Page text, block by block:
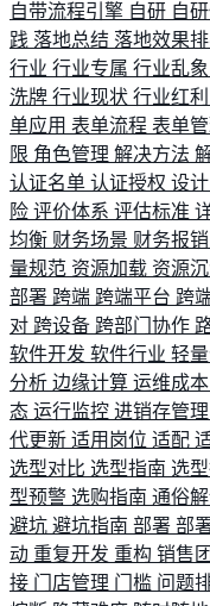
自带流程引擎 自研 自
践 落地总结 落地效果
行业 行业专属 行业乱象
洗牌 行业现状 行业红利
单应用 表单流程 表单
限 角色管理 解决方法
认证名单 认证授权 设计
险 评价体系 评估标准
均衡 财务场景 财务报销
量规范 资源加载 资源
部署 跨端 跨端平台 跨
对 跨设备 跨部门协作
软件开发 软件行业 轻
分析 边缘计算 运维成本
态 运行监控 进销存管理
代更新 适用岗位 适配
选型对比 选型指南 选
型预警 选购指南 通俗
避坑 避坑指南 部署 部
动 重复开发 重构 销售
接 门店管理 门槛 问题